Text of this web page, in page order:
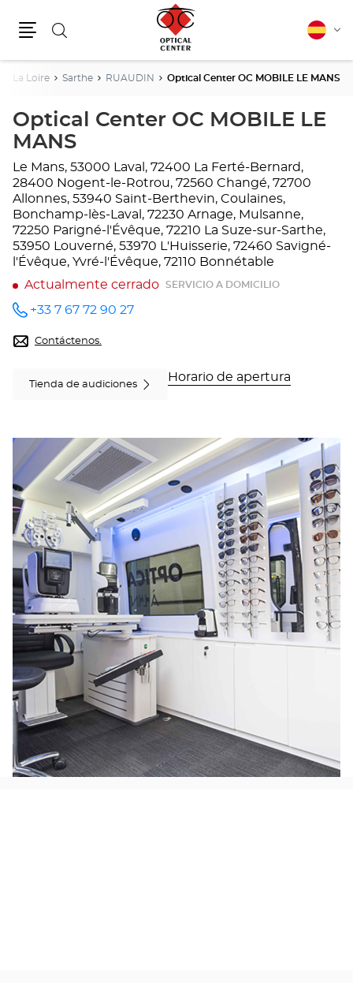
Buscar Español
La Loire Sarthe RUAUDIN Optical Center OC MOBILE LE MANS
Optical Center OC MOBILE LE
MANS
Le Mans, 53000 Laval, 72400 La Ferté-Bernard,
28400 Nogent-le-Rotrou, 72560 Changé, 72700
Allonnes, 53940 Saint-Berthevin, Coulaines,
Bonchamp-lès-Laval, 72230 Arnage, Mulsanne,
72250 Parigné-l'Évêque, 72210 La Suze-sur-Sarthe,
53950 Louverné, 53970 L'Huisserie, 72460 Savigné-
l'Évêque, Yvré-l'Évêque, 72110 Bonnétable
Actualmente cerrado
SERVICIO A DOMICILIO
número
teléfono
+33 7 67 72 90 27
Contáctenos.
Tienda de audiciones
Horario de apertura